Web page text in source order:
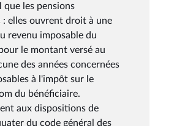
que les pensions
: elles ouvrent droit à une
revenu imposable du
le montant versé au
des années concernées
à l'impôt sur le
du bénéficiaire.
aux dispositions de
du code général des